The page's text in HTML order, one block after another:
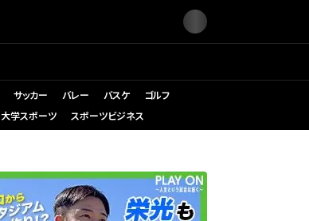
サッカー バレー バスケ
ゴルフ
大学スポーツ スポーツビジネス